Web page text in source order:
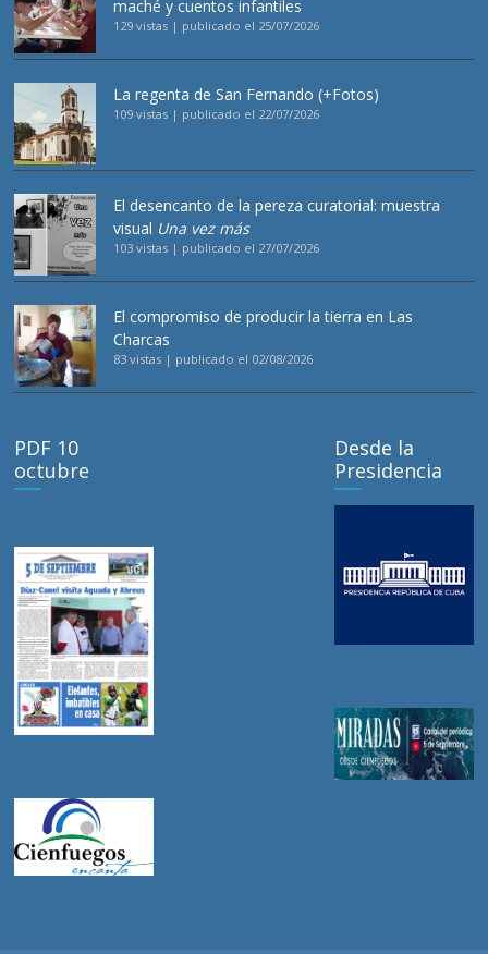
maché y cuentos infantiles
129 vistas | publicado el 25/07/2026
La regenta de San Fernando (+Fotos)
109 vistas | publicado el 22/07/2026
El desencanto de la pereza curatorial: muestra
visual Una vez más
103 vistas | publicado el 27/07/2026
El compromiso de producir la tierra en Las
Charcas
83 vistas | publicado el 02/08/2026
PDF 10
octubre
Desde la
Presidencia